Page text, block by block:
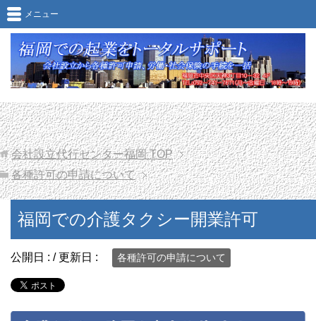
メニュー
会社設立代行センター福岡TOP
各種許可の申請について
福岡での介護タクシー開業許可
公開日 : / 更新日 : 各種許可の申請について